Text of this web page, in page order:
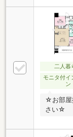
二人暮
モニタ付イ
ン
☆お部屋
さい☆